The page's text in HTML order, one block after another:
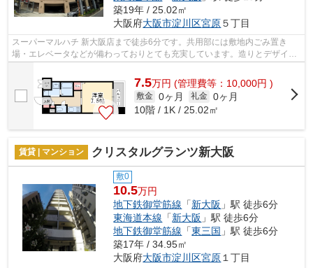
築19年 / 25.02㎡
大阪府大阪市淀川区宮原５丁目
スーパーマルハチ 新大阪店まで徒歩6分です。共用部には敷地内ごみ置き
場・エレベータなどが備わっておりとても充実しています。造りとデザイン
7.5万円 (管理費等：10,000円 )
敷金 0ヶ月 礼金 0ヶ月
10階 / 1K / 25.02㎡
賃貸 | マンション クリスタルグランツ新大阪
敷0
10.5万円
地下鉄御堂筋線 「新大阪 」駅 徒歩6分
東海道本線 「新大阪 」駅 徒歩6分
地下鉄御堂筋線 「東三国 」駅 徒歩6分
築17年 / 34.95㎡
大阪府大阪市淀川区宮原 １丁目